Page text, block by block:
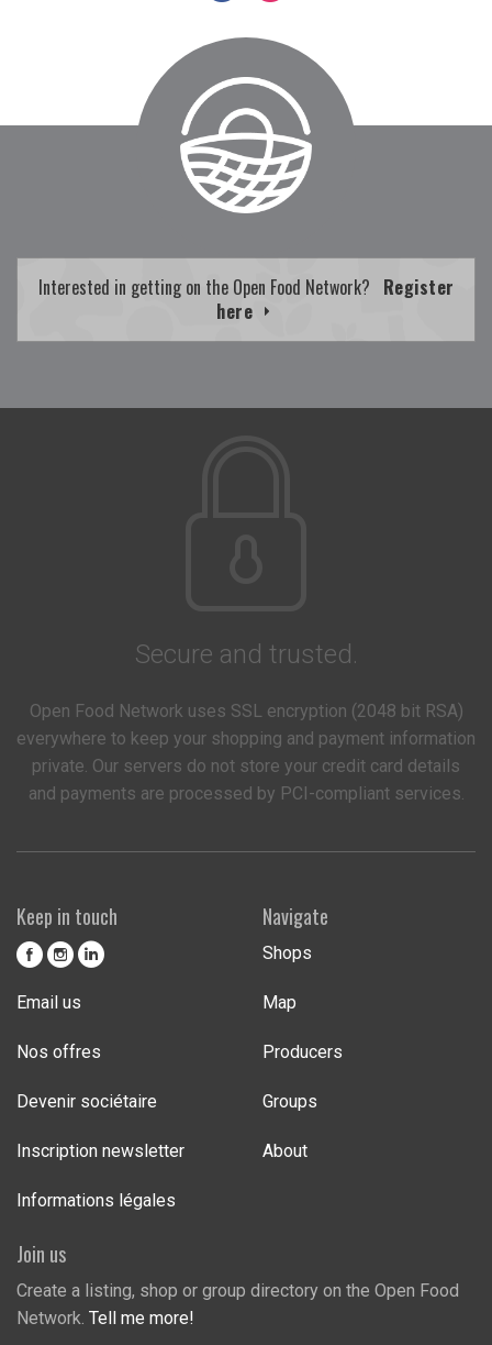
Interested in getting on the Open Food Network? Register
here
Secure and trusted.
Open Food Network uses SSL encryption (2048 bit RSA)
everywhere to keep your shopping and payment information
private. Our servers do not store your credit card details
and payments are processed by PCI-compliant services.
Keep in touch
Email us
Nos offres
Devenir sociétaire
Inscription newsletter
Informations légales
Navigate
Shops
Map
Producers
Groups
About
Join us
Create a listing, shop or group directory on the Open Food
Network. Tell me more!